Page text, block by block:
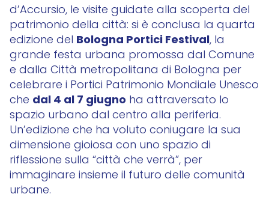
d’Accursio, le visite guidate alla scoperta del
patrimonio della città: si è conclusa la quarta
edizione del Bologna Portici Festival, la
grande festa urbana promossa dal Comune
e dalla Città metropolitana di Bologna per
celebrare i Portici Patrimonio Mondiale Unesco
che dal 4 al 7 giugno ha attraversato lo
spazio urbano dal centro alla periferia.
Un’edizione che ha voluto coniugare la sua
dimensione gioiosa con uno spazio di
riflessione sulla “città che verrà”, per
immaginare insieme il futuro delle comunità
urbane.